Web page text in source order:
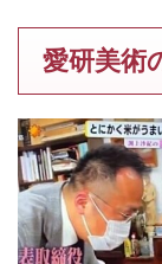
愛研美術